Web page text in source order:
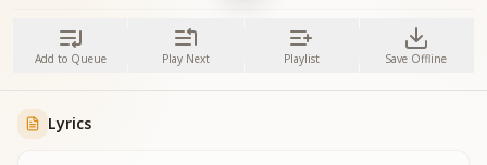
Add to Queue Play Next Playlist Save Offline
Lyrics